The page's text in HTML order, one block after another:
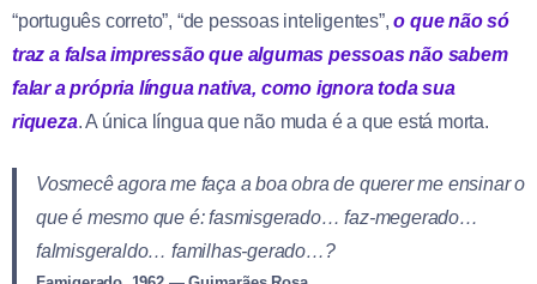
“português correto”, “de pessoas inteligentes”,o que não só
traz a falsa impressão que algumas pessoas não sabem
falar a própria língua nativa, como ignora toda sua
riqueza. A única língua que não muda é a que está morta.
Vosmecê agora me faça a boa obra de querer me ensinar o
que é mesmo que é: fasmisgerado… faz-megerado…
falmisgeraldo… familhas-gerado…?